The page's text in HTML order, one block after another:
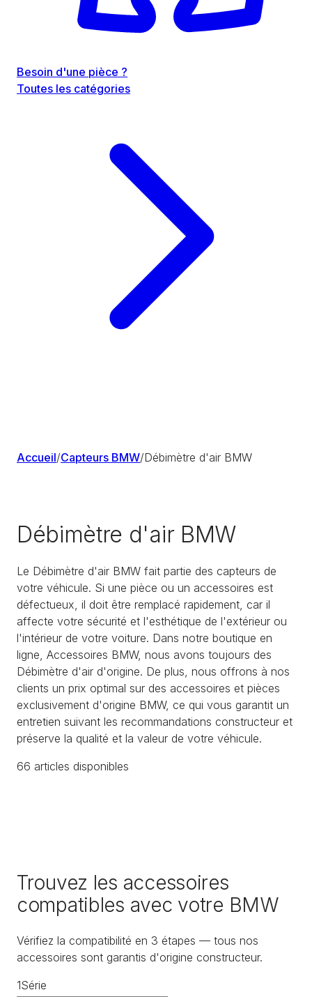
Besoin d'une pièce ?
Toutes les catégories
Accueil/Capteurs BMW/Débimètre d'air BMW
Débimètre d'air BMW
Le Débimètre d'air BMW fait partie des capteurs de
votre véhicule. Si une pièce ou un accessoires est
défectueux, il doit être remplacé rapidement, car il
affecte votre sécurité et l'esthétique de l'extérieur ou
l'intérieur de votre voiture. Dans notre boutique en
ligne, Accessoires BMW, nous avons toujours des
Débimètre d'air d'origine. De plus, nous offrons à nos
clients un prix optimal sur des accessoires et pièces
exclusivement d'origine BMW, ce qui vous garantit un
entretien suivant les recommandations constructeur et
préserve la qualité et la valeur de votre véhicule.
66 articles disponibles
Trouvez les accessoires
compatibles avec votre BMW
Vérifiez la compatibilité en 3 étapes — tous nos
accessoires sont garantis d'origine constructeur.
1Série